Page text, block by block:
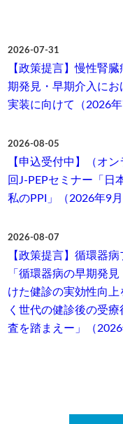
2026-07-31
【政策提言】慢性腎
期発見・早期介入にお
実装に向けて（2026年
2026-08-05
【申込受付中】（オ
回J-PEPセミナー「日
私のPPI」（2026年9月
2026-08-07
【政策提言】循環器
「循環器病の早期発
けた健診の実効性向上
く世代の健診後の受
査を踏まえー」（2026